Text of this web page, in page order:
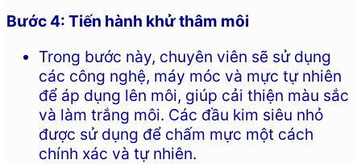
Bước 4: Tiến hành khử thâm môi
Trong bước này, chuyên viên sẽ sử dụng
các công nghệ, máy móc và mực tự nhiên
để áp dụng lên môi, giúp cải thiện màu sắc
và làm trắng môi. Các đầu kim siêu nhỏ
được sử dụng để chấm mực một cách
chính xác và tự nhiên.